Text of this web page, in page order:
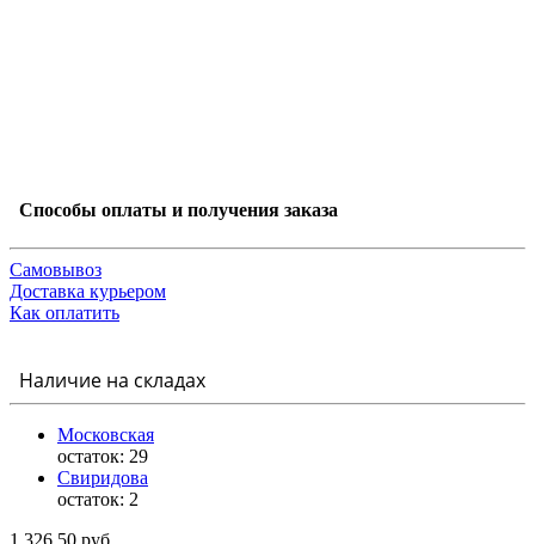
Способы оплаты и получения заказа
Самовывоз
Доставка курьером
Как оплатить
Наличие на складах
Московская
остаток: 29
Свиридова
остаток: 2
1 326.50 руб.